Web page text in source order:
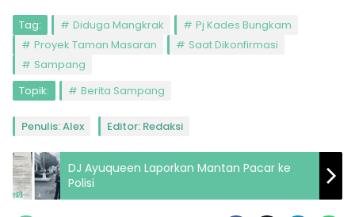
Tag: Diduga Mangkrak
Pj Kades Bungkam
Proyek Taman Masaran
Saat Dikonfirmasi
Sampang
Topik:
Berita Sampang
Penulis: Alex Editor: Redaksi
DJ Ayuqueen Laporkan Mantan Pacar ke
Polisi